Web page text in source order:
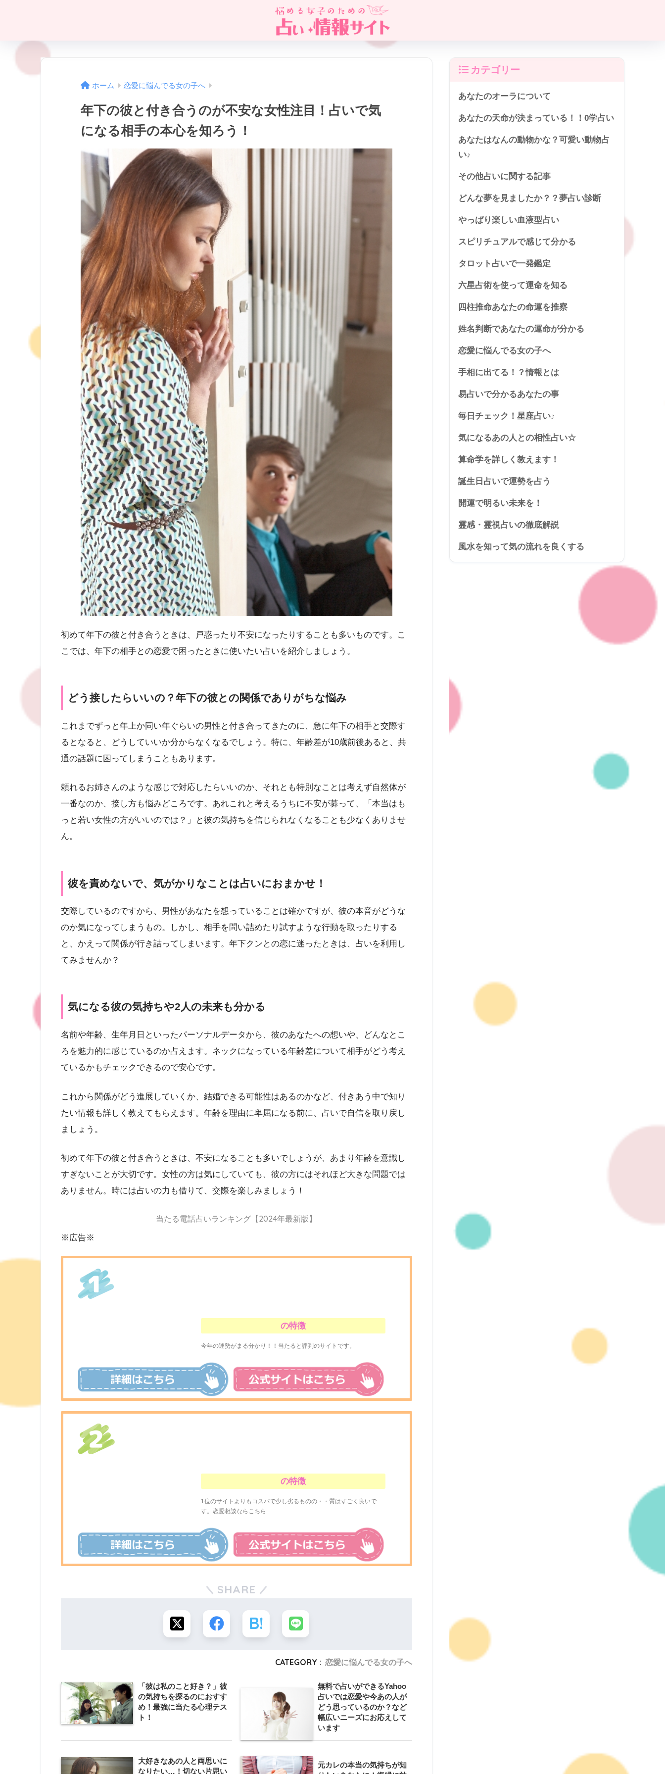
ホーム 恋愛に悩んでる女の子へ
年下の彼と付き合うのが不安な女性注目！占いで気
になる相手の本心を知ろう！
初めて年下の彼と付き合うときは、戸惑ったり不安になったりすることも多いものです。こ
こでは、年下の相手との恋愛で困ったときに使いたい占いを紹介しましょう。
どう接したらいいの？年下の彼との関係でありがちな悩み
これまでずっと年上か同い年ぐらいの男性と付き合ってきたのに、急に年下の相手と交際す
るとなると、どうしていいか分からなくなるでしょう。特に、年齢差が10歳前後あると、共
通の話題に困ってしまうこともあります。
頼れるお姉さんのような感じで対応したらいいのか、それとも特別なことは考えず自然体が
一番なのか、接し方も悩みどころです。あれこれと考えるうちに不安が募って、「本当はも
っと若い女性の方がいいのでは？」と彼の気持ちを信じられなくなることも少なくありませ
ん。
彼を責めないで、気がかりなことは占いにおまかせ！
交際しているのですから、男性があなたを想っていることは確かですが、彼の本音がどうな
のか気になってしまうもの。しかし、相手を問い詰めたり試すような行動を取ったりする
と、かえって関係が行き詰ってしまいます。年下クンとの恋に迷ったときは、占いを利用し
てみませんか？
気になる彼の気持ちや2人の未来も分かる
名前や年齢、生年月日といったパーソナルデータから、彼のあなたへの想いや、どんなとこ
ろを魅力的に感じているのか占えます。ネックになっている年齢差について相手がどう考え
ているかもチェックできるので安心です。
これから関係がどう進展していくか、結婚できる可能性はあるのかなど、付きあう中で知り
たい情報も詳しく教えてもらえます。年齢を理由に卑屈になる前に、占いで自信を取り戻し
ましょう。
初めて年下の彼と付き合うときは、不安になることも多いでしょうが、あまり年齢を意識し
すぎないことが大切です。女性の方は気にしていても、彼の方にはそれほど大きな問題では
ありません。時には占いの力も借りて、交際を楽しみましょう！
当たる電話占いランキング【2024年最新版】
※広告※
の特徴
今年の運勢がまる分かり！！当たると評判のサイトです。
の特徴
1位のサイトよりもコスパで少し劣るものの・・質はすごく良いで
す。恋愛相談ならこちら
SHARE
CATEGORY : 恋愛に悩んでる女の子へ
「彼は私のこと好き？」彼
の気持ちを探るのにおすす
め！最強に当たる心理テス
ト！
無料で占いができるYahoo
占いでは恋愛や今あの人が
どう思っているのか？など
幅広いニーズにお応えして
います
大好きなあの人と両思いに
なりたい…！切ない片思い
元カレの本当の気持ちが知
カテゴリー
あなたのオーラについて
あなたの天命が決まっている！！0学占い
あなたはなんの動物かな？可愛い動物占
い♪
その他占いに関する記事
どんな夢を見ましたか？？夢占い診断
やっぱり楽しい血液型占い
スピリチュアルで感じて分かる
タロット占いで一発鑑定
六星占術を使って運命を知る
四柱推命あなたの命運を推察
姓名判断であなたの運命が分かる
恋愛に悩んでる女の子へ
手相に出てる！？情報とは
易占いで分かるあなたの事
毎日チェック！星座占い♪
気になるあの人との相性占い☆
算命学を詳しく教えます！
誕生日占いで運勢を占う
開運で明るい未来を！
霊感・霊視占いの徹底解説
風水を知って気の流れを良くする